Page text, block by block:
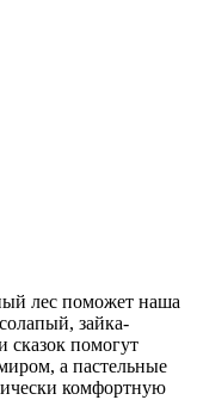
лес поможет наша
зайка-
сказок помогут
а пастельные
комфортную